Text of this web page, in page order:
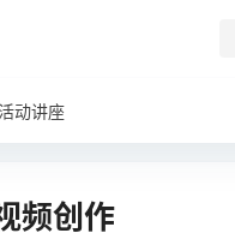
动讲座
频创作